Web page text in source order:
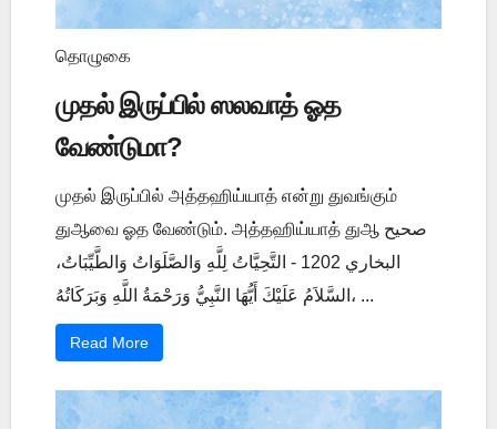
தொழுகை
முதல் இருப்பில் ஸலவாத் ஓத
வேண்டுமா?
முதல் இருப்பில் அத்தஹிய்யாத் என்று துவங்கும்
துஆவை ஓத வேண்டும். அத்தஹிய்யாத் துஆ صحيح
البخاري 1202 - التَّحِيَّاتُ لِلَّهِ وَالصَّلَوَاتُ وَالطَّيِّبَاتُ،
السَّلاَمُ عَلَيْكَ أَيُّهَا النَّبِيُّ وَرَحْمَةُ اللَّهِ وَبَرَكَاتُهُ، ...
Read More